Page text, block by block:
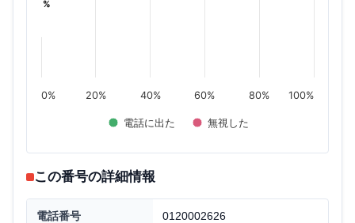
%
%
電話に出た 無視した
0% 20% 40% 60% 80% 100%
この番号の詳細情報
電話番号 0120002626